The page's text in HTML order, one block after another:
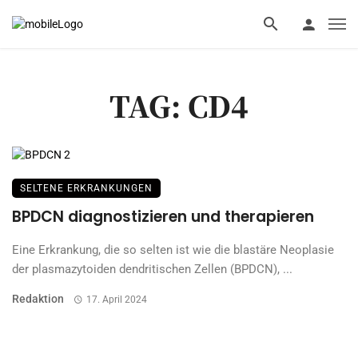
TAG: CD4
SELTENE ERKRANKUNGEN
BPDCN diagnostizieren und therapieren
Eine Erkrankung, die so selten ist wie die blastäre Neoplasie
der plasmazytoiden dendritischen Zellen (BPDCN), ...
Redaktion 17. April 2024